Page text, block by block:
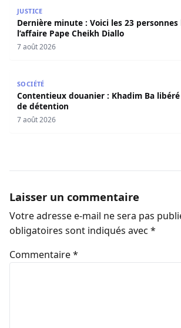
JUSTICE
Dernière minute : Voici les 23
l’affaire Pape Cheikh Diallo
7 août 2026
SOCIÉTÉ
Contentieux douanier : Khadim Ba
de détention
7 août 2026
Laisser un commentaire
Votre adresse e-mail ne sera pas
obligatoires sont indiqués avec *
Commentaire*